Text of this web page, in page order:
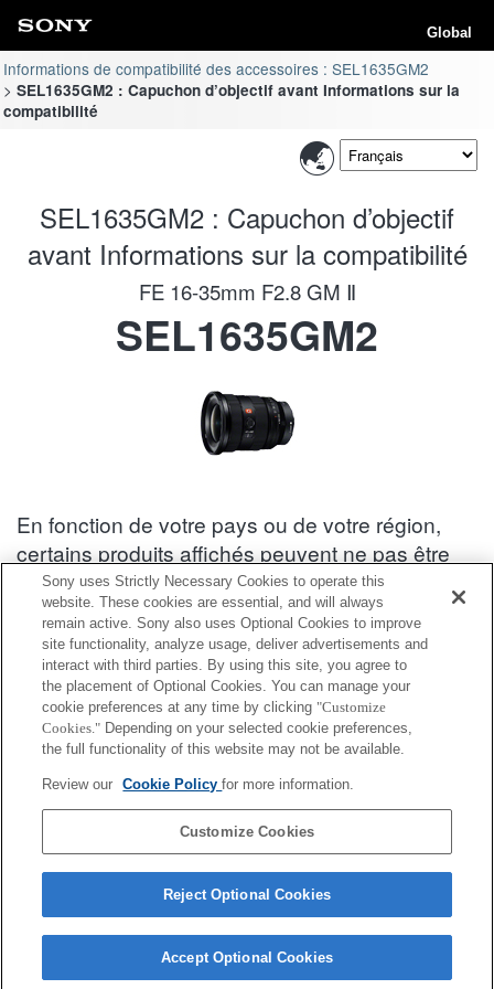
Global
Informations de compatibilité des accessoires : SEL1635GM2
SEL1635GM2 : Capuchon d’objectif avant Informations sur la
compatibilité
SEL1635GM2 : Capuchon d’objectif
avant Informations sur la compatibilité
FE 16-35mm F2.8 GM Ⅱ
SEL1635GM2
En fonction de votre pays ou de votre région,
certains produits affichés peuvent ne pas être
disponibles.
Informations de compatibilité des accessoires : SEL1635GM2
Capuchon d’objectif avant
Entièrement compatible
Compatible, mais avec des restrictions
ALC-F82S
Contact Us Cookie Policy
Sony uses Strictly Necessary Cookies to operate this
website. These cookies are essential, and will always
remain active. Sony also uses Optional Cookies to improve
site functionality, analyze usage, deliver advertisements and
interact with third parties. By using this site, you agree to
the placement of Optional Cookies. You can manage your
cookie preferences at any time by clicking "Customize
Cookies." Depending on your selected cookie preferences,
the full functionality of this website may not be available.
Review our Cookie Policyfor more information.
Customize Cookies
Reject Optional Cookies
Accept Optional Cookies